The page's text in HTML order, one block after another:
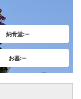
納骨堂:–
お墓:–